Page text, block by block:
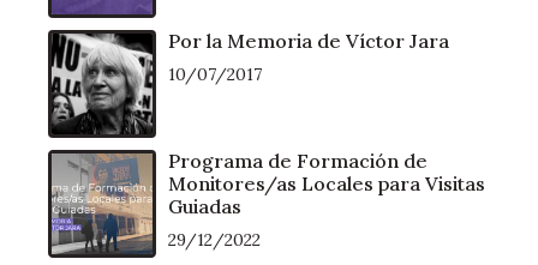
Por la Memoria de Víctor Jara
10/07/2017
Programa de Formación de
Monitores/as Locales para Visitas
Guiadas
29/12/2022